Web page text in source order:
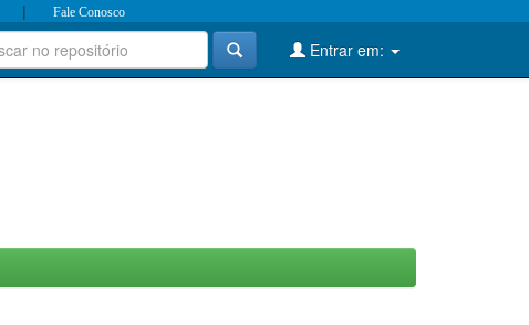
| Fale Conosco
Entrar em: